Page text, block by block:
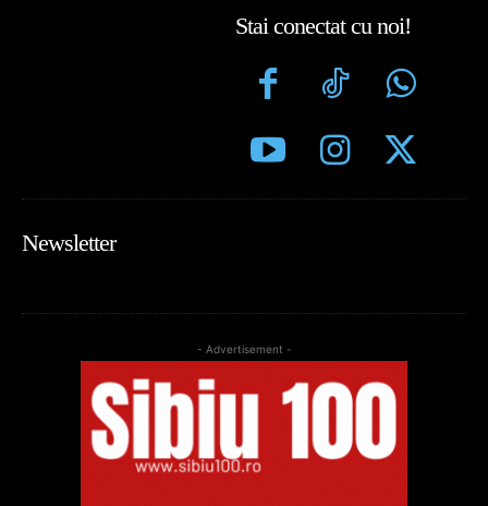
Stai conectat cu noi!
Newsletter
- Advertisement -